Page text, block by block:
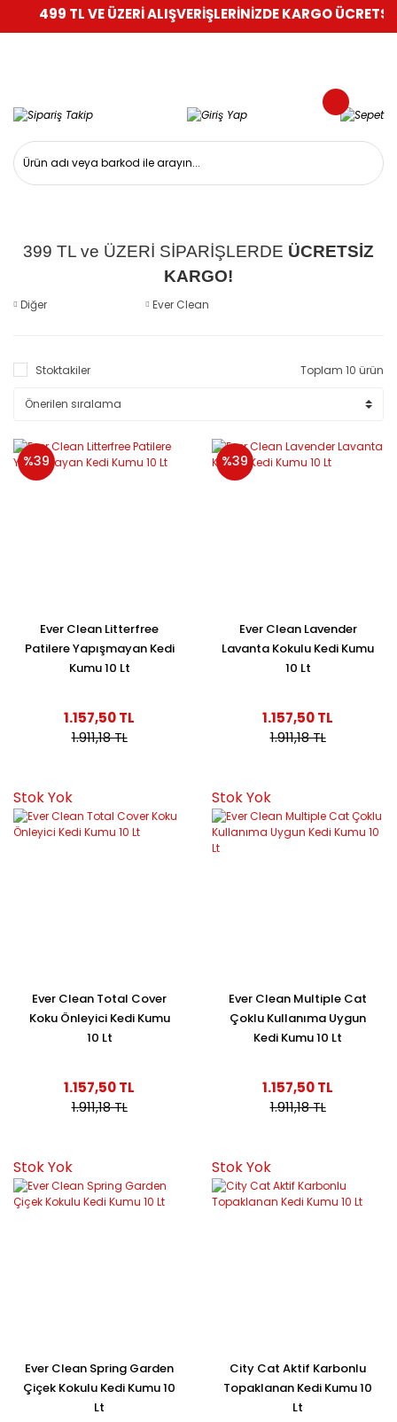
499 TL VE ÜZERİ ALIŞVERİŞLERİNİZDE KARGO ÜCRETSİZ!
399 TL ve ÜZERİ SİPARİŞLERDE ÜCRETSİZ
KARGO!
Diğer Ever Clean
Stoktakiler Toplam 10 ürün
%39
Ever Clean Litterfree
Patilere Yapışmayan Kedi
Kumu 10 Lt
1.157,50 TL
1.911,18 TL
%39
Ever Clean Lavender
Lavanta Kokulu Kedi Kumu
10 Lt
1.157,50 TL
1.911,18 TL
Stok Yok
Ever Clean Total Cover
Koku Önleyici Kedi Kumu
10 Lt
1.157,50 TL
1.911,18 TL
Stok Yok
Ever Clean Multiple Cat
Çoklu Kullanıma Uygun
Kedi Kumu 10 Lt
1.157,50 TL
1.911,18 TL
Stok Yok
Ever Clean Spring Garden
Çiçek Kokulu Kedi Kumu 10
Lt
Stok Yok
City Cat Aktif Karbonlu
Topaklanan Kedi Kumu 10
Lt